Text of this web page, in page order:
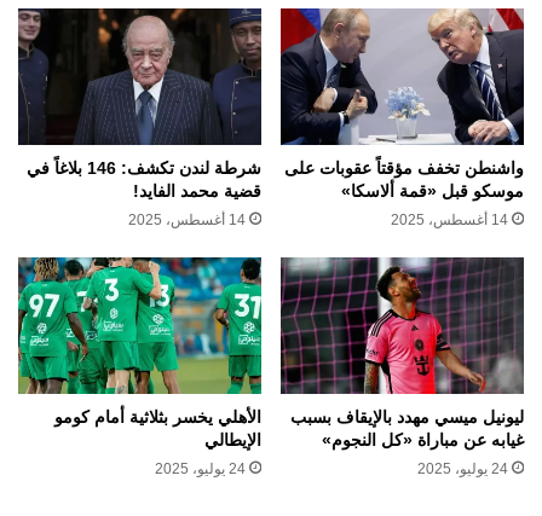
واشنطن تخفف مؤقتاً عقوبات على
موسكو قبل «قمة ألاسكا»
14 أغسطس، 2025
شرطة لندن تكشف: 146 بلاغاً في
قضية محمد الفايد!
14 أغسطس، 2025
ليونيل ميسي مهدد بالإيقاف بسبب
غيابه عن مباراة «كل النجوم»
24 يوليو، 2025
الأهلي يخسر بثلاثية أمام كومو
الإيطالي
24 يوليو، 2025